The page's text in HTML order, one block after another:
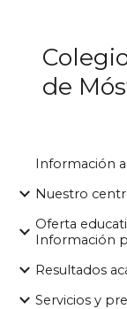
de
Información a
Nuestro
Oferta
Información
Resultados
Servicios y